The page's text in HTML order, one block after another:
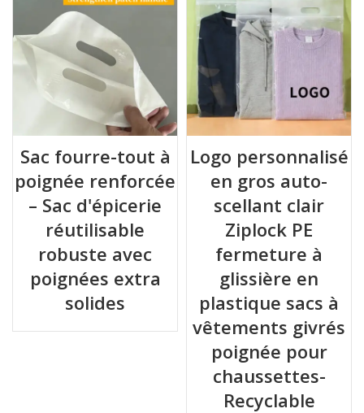
Sac fourre-tout à
poignée renforcée
– Sac d'épicerie
réutilisable
robuste avec
poignées extra
solides
Logo personnalisé
en gros auto-
scellant clair
Ziplock PE
fermeture à
glissière en
plastique sacs à
vêtements givrés
poignée pour
chaussettes-
Recyclable